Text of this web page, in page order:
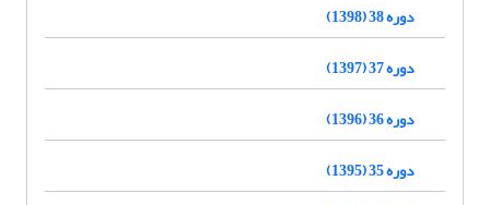
دوره 38 (1398)
دوره 37 (1397)
دوره 36 (1396)
دوره 35 (1395)